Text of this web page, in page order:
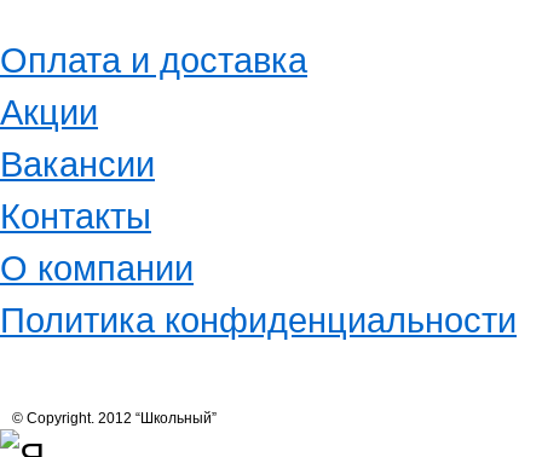
Оплата и доставка
Акции
Вакансии
Контакты
О компании
Политика конфиденциальности
© Copyright. 2012 “Школьный”